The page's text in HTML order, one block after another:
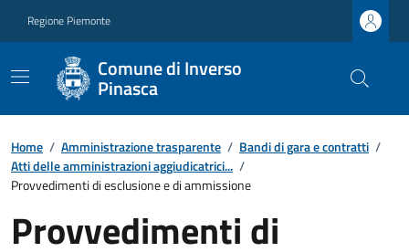
Regione Piemonte
Comune di Inverso
Pinasca
Home / Amministrazione trasparente / Bandi di gara e contratti /
Atti delle amministrazioni aggiudicatrici... /
Provvedimenti di esclusione e di ammissione
Provvedimenti di